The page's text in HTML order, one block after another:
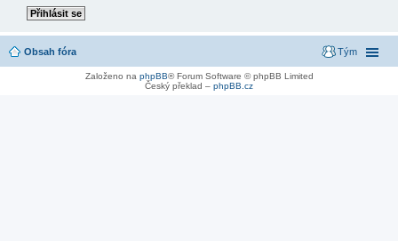
Obsah fóra Tým
Založeno na phpBB® Forum Software © phpBB Limited
Český překlad – phpBB.cz